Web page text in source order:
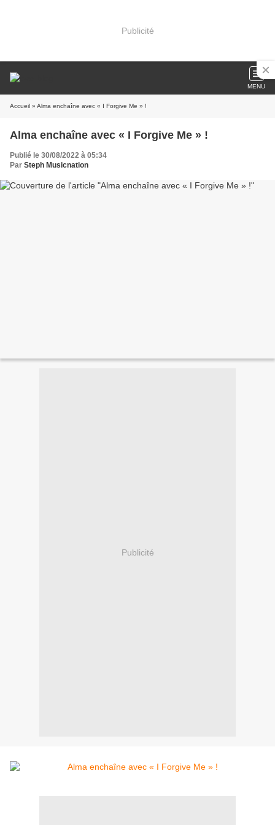
Publicité
MENU
Accueil » Alma enchaîne avec « I Forgive Me » !
Alma enchaîne avec « I Forgive Me » !
Publié le 30/08/2022 à 05:34
Par Steph Musicnation
Publicité